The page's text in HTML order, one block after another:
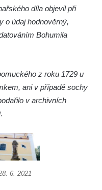
věže v
u
u
díla objevil při
o údaj hodnověrný,
Bohumila
z roku 1729 u
ani v případě sochy
v archivních
6. 2021